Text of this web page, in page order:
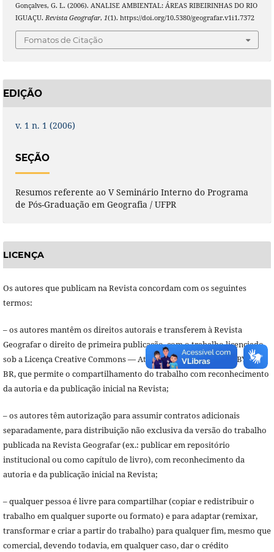
Gonçalves, G. L. (2006). ANALISE AMBIENTAL: ÁREAS RIBEIRINHAS DO RIO
IGUAÇU. Revista Geografar, 1(1). https://doi.org/10.5380/geografar.v1i1.7372
Fomatos de Citação
EDIÇÃO
v. 1 n. 1 (2006)
SEÇÃO
Resumos referente ao V Seminário Interno do Programa
de Pós-Graduação em Geografia / UFPR
LICENÇA
Os autores que publicam na Revista concordam com os seguintes
termos:
– os autores mantêm os direitos autorais e transferem à Revista
Geografar o direito de primeira publicação, com o trabalho licenciado
sob a Licença Creative Commons — Atribuição 4.0 Brasil — CC BY 4.0
BR, que permite o compartilhamento do trabalho com reconhecimento
da autoria e da publicação inicial na Revista;
– os autores têm autorização para assumir contratos adicionais
separadamente, para distribuição não exclusiva da versão do trabalho
publicada na Revista Geografar (ex.: publicar em repositório
institucional ou como capítulo de livro), com reconhecimento da
autoria e da publicação inicial na Revista;
– qualquer pessoa é livre para compartilhar (copiar e redistribuir o
trabalho em qualquer suporte ou formato) e para adaptar (remixar,
transformar e criar a partir do trabalho) para qualquer fim, mesmo que
comercial, devendo todavia, em qualquer caso, dar o crédito